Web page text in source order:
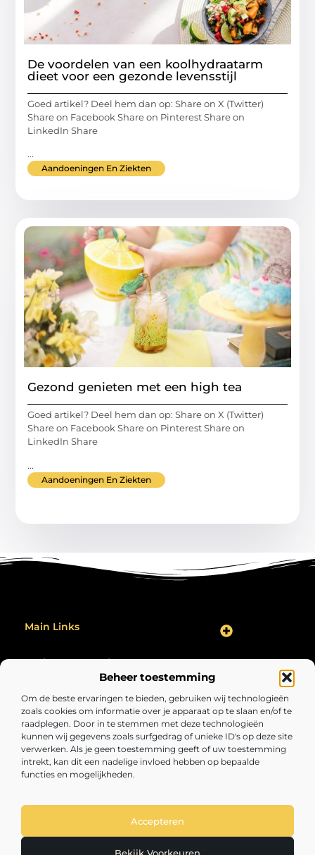
Beheer toestemming
Om de beste ervaringen te bieden, gebruiken wij technologieën
zoals cookies om informatie over je apparaat op te slaan en/of te
raadplegen. Door in te stemmen met deze technologieën
kunnen wij gegevens zoals surfgedrag of unieke ID's op deze site
verwerken. Als je geen toestemming geeft of uw toestemming
intrekt, kan dit een nadelige invloed hebben op bepaalde
functies en mogelijkheden.
Accepteren
Bekijk Voorkeuren
De voordelen van een koolhydraatarm
dieet voor een gezonde levensstijl
Goed artikel? Deel hem dan op: Share on X (Twitter)
Share on Facebook Share on Pinterest Share on
LinkedIn Share
...
Aandoeningen En Ziekten
Gezond genieten met een high tea
Goed artikel? Deel hem dan op: Share on X (Twitter)
Share on Facebook Share on Pinterest Share on
LinkedIn Share
...
Aandoeningen En Ziekten
Main Links
Bericht categorie
Volopgezond.nl – Jouw bron van inspirerende
Lees artikelen en blogs over alles wat het leven interessant, verrassend
en de moeite waard maakt.
@2025 All Right Reserved. Design bywww.volopgezond.nl.